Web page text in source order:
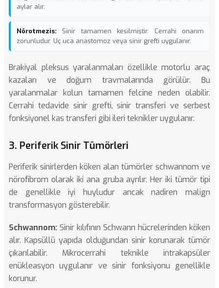
aylar alır.
Nörotmezis: Sinir tamamen kesilmiştir. Cerrahi onarım
zorunludur. Uç uca anastomoz veya sinir grefti uygulanır.
Brakiyal pleksus yaralanmaları özellikle motorlu araç
kazaları ve doğum travmalarında görülür. Bu
yaralanmalar kolun tamamen felcine neden olabilir.
Cerrahi tedavide sinir grefti, sinir transferi ve serbest
fonksiyonel kas transferi gibi ileri teknikler uygulanır.
3. Periferik Sinir Tümörleri
Periferik sinirlerden köken alan tümörler schwannom ve
nörofibrom olarak iki ana gruba ayrılır. Her iki tümör tipi
de genellikle iyi huyludur ancak nadiren malign
transformasyon gösterebilir.
Schwannom: Sinir kılıfının Schwann hücrelerinden köken
alır. Kapsüllü yapıda olduğundan sinir korunarak tümör
çıkarılabilir. Mikrocerrahi teknikle intrakapsüler
enükleasyon uygulanır ve sinir fonksiyonu genellikle
korunur.